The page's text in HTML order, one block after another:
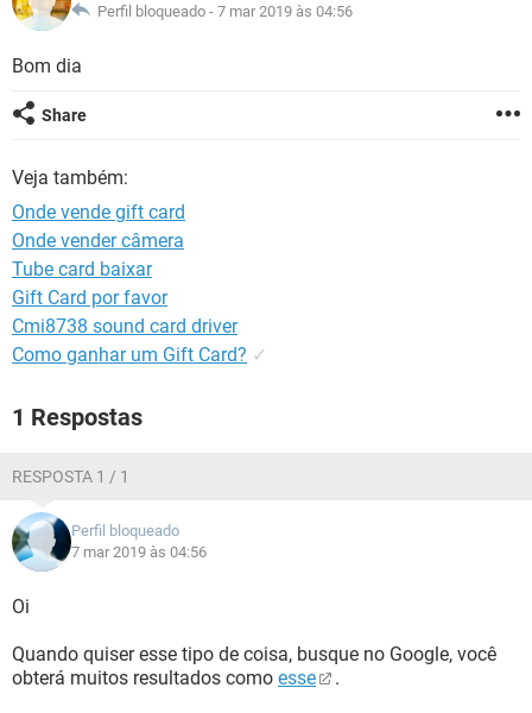
GUIA DE COMPRAS
OUTLOOK EXCEL
INSTAGRAM
CELULAR
OUTLOOK
INSTAGRAM
GLOSSÁRIO
JOGOS
INSTAGRAM
GUIA DE COMPRAS
Perfil bloqueado - 7 mar 2019 às 04:56
Bom dia
Share
Veja também:
Onde vende gift card
Onde vender câmera
Tube card baixar
Gift Card por favor
Cmi8738 sound card driver
Como ganhar um Gift Card? ✓
1 Respostas
RESPOSTA 1 / 1
Perfil bloqueado
7 mar 2019 às 04:56
Oi
Quando quiser esse tipo de coisa, busque no Google, você
obterá muitos resultados como esse .